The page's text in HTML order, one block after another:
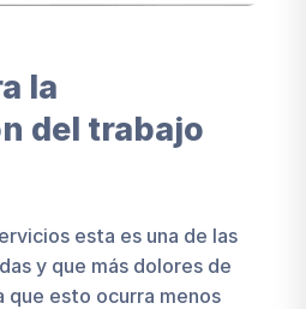
la
del trabajo
esta es una de las
y que más dolores de
que esto ocurra menos